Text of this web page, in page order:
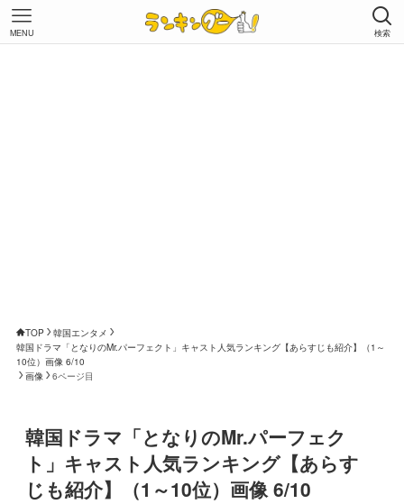
検索
MENU
TOP
韓国エンタメ
韓国ドラマ「となりのMr.パーフェクト」キャスト人気ランキング【あらすじも紹介】（1～
10位）画像 6/10
画像
6ページ目
韓国ドラマ「となりのMr.パーフェク
ト」キャスト人気ランキング【あらす
じも紹介】（1～10位）画像 6/10